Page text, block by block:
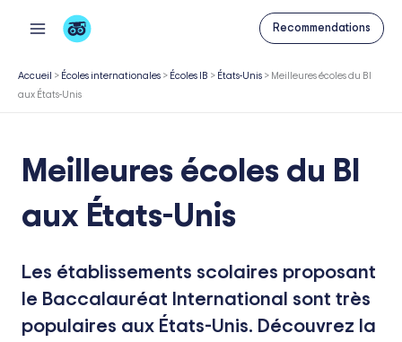
contenu
Recommendations
Accueil > Écoles internationales > Écoles IB > États-Unis > Meilleures écoles du BI
aux États-Unis
Meilleures écoles du BI
aux États-Unis
Les établissements scolaires proposant
le Baccalauréat International sont très
populaires aux États-Unis. Découvrez la